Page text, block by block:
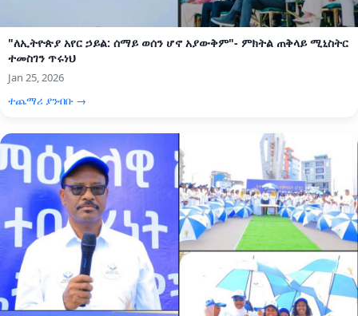
"ለኢትዮጵያ አየር ኃይል: ሰማይ ወሰን ሆኖ አያውቅም"- ምክትል ጠቅላይ ሚኒስትር
ተመስገን ጥሩነህ
Jan 25, 2026
ተጨማሪ ያንብቡ →